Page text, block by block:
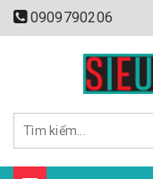
0909790206